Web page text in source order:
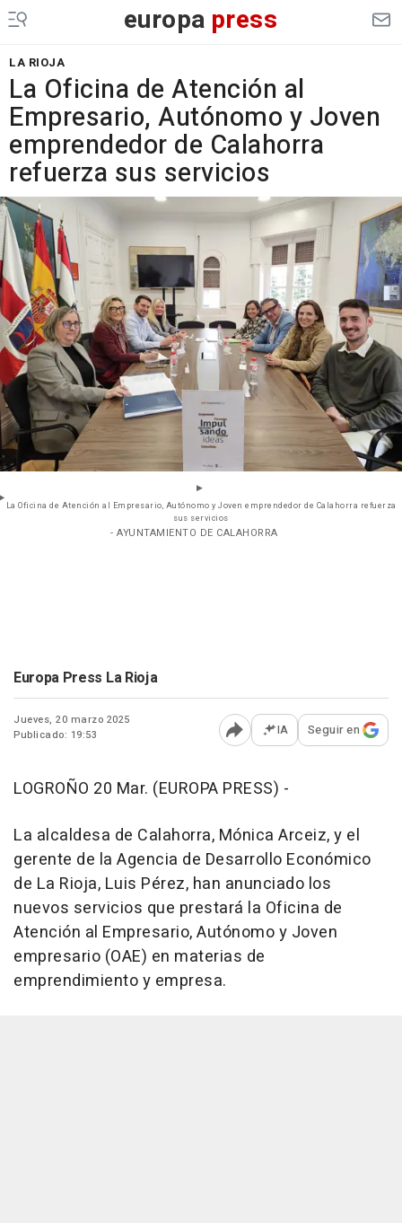
europa press
LA RIOJA
La Oficina de Atención al
Empresario, Autónomo y Joven
emprendedor de Calahorra
refuerza sus servicios
La Oficina de Atención al Empresario, Autónomo y Joven emprendedor de Calahorra refuerza
sus servicios
- AYUNTAMIENTO DE CALAHORRA
Europa Press La Rioja
Jueves, 20 marzo 2025
Publicado: 19:53
Abrir opciones para
IA Seguir en
LOGROÑO 20 Mar. (EUROPA PRESS) -
La alcaldesa de Calahorra, Mónica Arceiz, y el
gerente de la Agencia de Desarrollo Económico
de La Rioja, Luis Pérez, han anunciado los
nuevos servicios que prestará la Oficina de
Atención al Empresario, Autónomo y Joven
empresario (OAE) en materias de
emprendimiento y empresa.